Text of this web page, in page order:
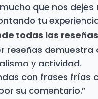
que nos dejes
tu
todas las reseñas
reseñas demuestra
y actividad.
con frases frías
su comentario.”